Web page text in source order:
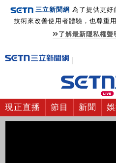
三立新聞網 為了提供更好
技術來改善使用者體驗，也尊重
了解最新隱私權聲
現正直播 節目 新聞